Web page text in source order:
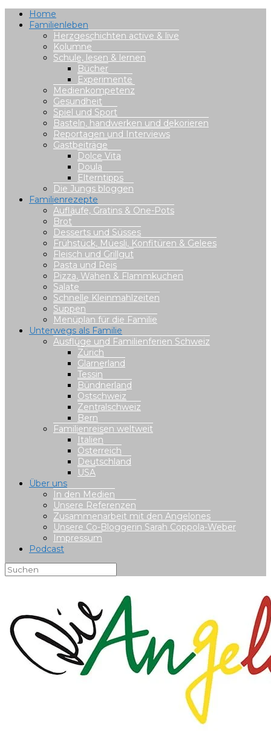
Home
Familienleben
Herzgeschichten active & live
Kolumne
Schule, lesen & lernen
Bücher
Experimente
Medienkompetenz
Gesundheit
Spiel und Sport
Basteln, handwerken und dekorieren
Reportagen und Interviews
Gastbeiträge
Dolce Vita
Doula
Elterntipps
Die Jungs bloggen
Familienrezepte
Aufläufe, Gratins & One-Pots
Brot
Desserts und Süsses
Frühstück, Müesli, Konfitüren & Gelees
Fleisch und Grillgut
Pasta und Reis
Pizza, Wähen & Flammkuchen
Salate
Schnelle Kleinmahlzeiten
Suppen
Menüplan für die Familie
Unterwegs als Familie
Ausflüge und Familienferien Schweiz
Zürich
Glarnerland
Tessin
Bündnerland
Ostschweiz
Zentralschweiz
Bern
Familienreisen weltweit
Italien
Österreich
Deutschland
USA
Über uns
In den Medien
Unsere Referenzen
Zusammenarbeit mit den Angelones
Unsere Co-Bloggerin Sarah Coppola-Weber
Impressum
Podcast